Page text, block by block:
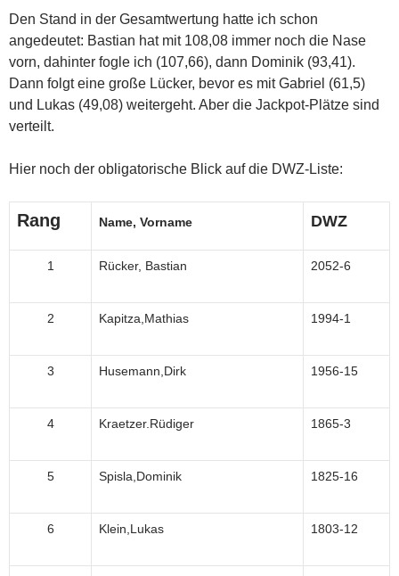
Den Stand in der Gesamtwertung hatte ich schon
angedeutet: Bastian hat mit 108,08 immer noch die Nase
vorn, dahinter fogle ich (107,66), dann Dominik (93,41).
Dann folgt eine große Lücker, bevor es mit Gabriel (61,5)
und Lukas (49,08) weitergeht. Aber die Jackpot-Plätze sind
verteilt.
Hier noch der obligatorische Blick auf die DWZ-Liste:
Rang Name, Vorname DWZ
1 Rücker, Bastian 2052-6
2 Kapitza,Mathias 1994-1
3 Husemann,Dirk 1956-15
4 Kraetzer.Rüdiger 1865-3
5 Spisla,Dominik 1825-16
6 Klein,Lukas 1803-12